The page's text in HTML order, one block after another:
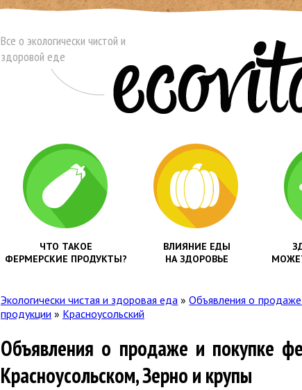
Все о экологически чистой и
здоровой еде
ЧТО ТАКОЕ
ФЕРМЕРСКИЕ ПРОДУКТЫ?
ВЛИЯНИЕ ЕДЫ
НА ЗДОРОВЬЕ
Экологически чистая и здоровая еда »Объявления о
продукции » Красноусольский
Объявления о продаже и покупке
Красноусольском, Зерно и крупы